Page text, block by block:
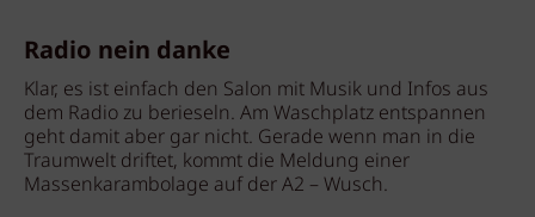
Radio nein danke
Klar, es ist einfach den Salon mit Musik und Infos aus
dem Radio zu berieseln. Am Waschplatz entspannen
geht damit aber gar nicht. Gerade wenn man in die
Traumwelt driftet, kommt die Meldung einer
Massenkarambolage auf der A2 – Wusch.